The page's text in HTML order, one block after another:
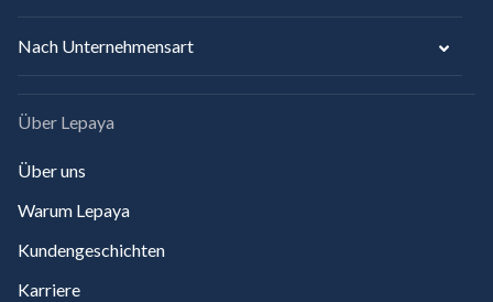
Nach Unternehmensart
Über Lepaya
Über uns
Warum Lepaya
Kundengeschichten
Karriere